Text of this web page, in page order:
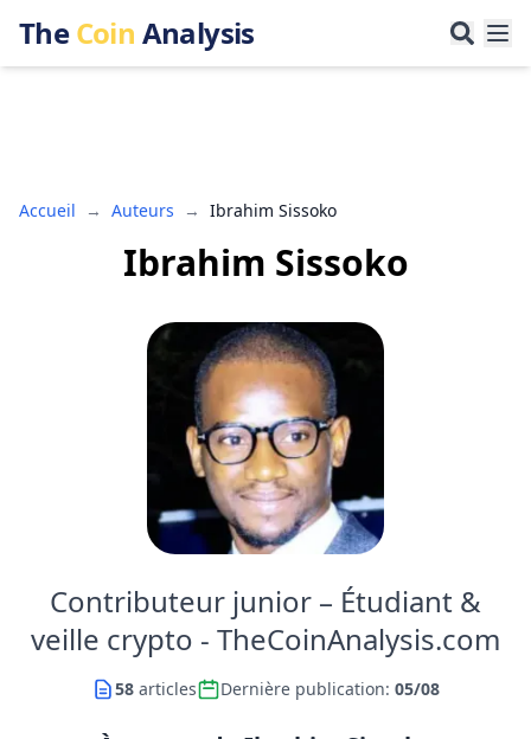
TheCoin Analysis
Accueil → Auteurs → Ibrahim Sissoko
Ibrahim Sissoko
Contributeur junior – Étudiant &
veille crypto - TheCoinAnalysis.com
58 articles Dernière publication: 05/08